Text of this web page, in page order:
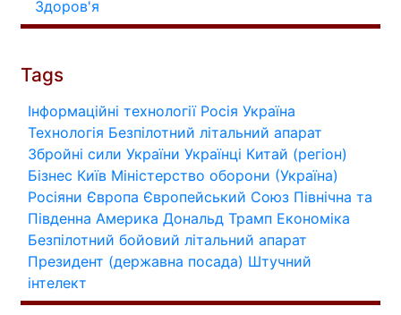
Здоров'я
Tags
Інформаційні технології Росія Україна
Технологія Безпілотний літальний апарат
Збройні сили України Українці Китай (регіон)
Бізнес Київ Міністерство оборони (Україна)
Росіяни Європа Європейський Союз Північна та
Південна Америка Дональд Трамп Економіка
Безпілотний бойовий літальний апарат
Президент (державна посада) Штучний
інтелект